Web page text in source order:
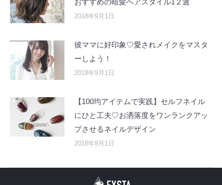
おすすめの暗髪ヘアスタイル1２選
2018年9月1日
彼ママに好印象♡愛されメイクをマスタ
ーしよう！
2018年9月1日
【100均アイテムで実践】セルフネイル
にひと工夫♡お洒落度をワンランクアッ
プさせるネイルデザイン
2018年9月1日